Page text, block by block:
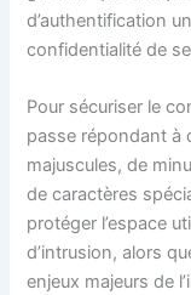
d’authentification
confidentialité de
Pour sécuriser le
passe répondant à
majuscules, de
de caractères
protéger l’espace
d’intrusion, alors
enjeux majeurs de